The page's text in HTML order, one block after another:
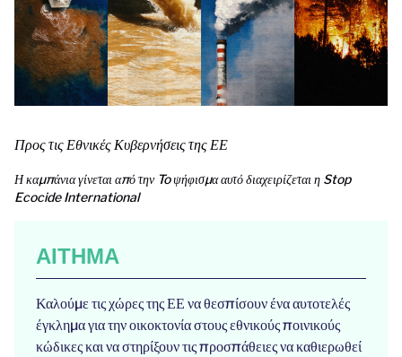
Προς τις Εθνικές Κυβερνήσεις της ΕΕ
Η καμπάνια γίνεται από την To ψήφισμα αυτό διαχειρίζεται η Stop
Ecocide International
ΑΊΤΗΜΑ
Καλούμε τις χώρες της ΕΕ να θεσπίσουν ένα αυτοτελές
έγκλημα για την οικοκτονία στους εθνικούς ποινικούς
κώδικες και να στηρίξουν τις προσπάθειες να καθιερωθεί